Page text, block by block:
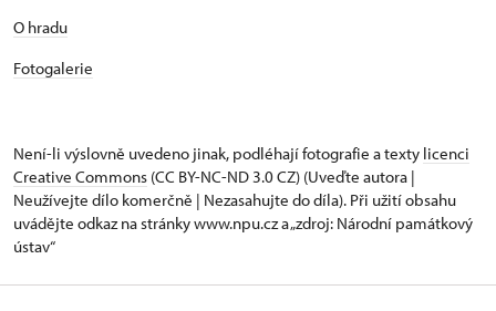
O hradu
Fotogalerie
Není-li výslovně uvedeno jinak, podléhají fotografie a texty licenci
Creative Commons (CC BY-NC-ND 3.0 CZ) (Uveďte autora |
Neužívejte dílo komerčně | Nezasahujte do díla). Při užití obsahu
uvádějte odkaz na stránky www.npu.cz a „zdroj: Národní památkový
ústav“